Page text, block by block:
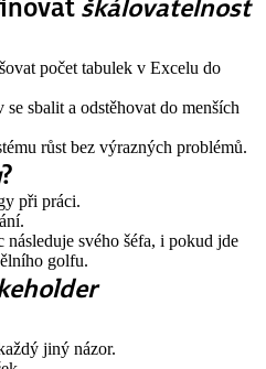
počet tabulek v Excelu do
sbalit a odstěhovat do menších
růst bez výrazných problémů.
?
při práci.
následuje svého šéfa, i pokud jde
golfu.
jiný názor.